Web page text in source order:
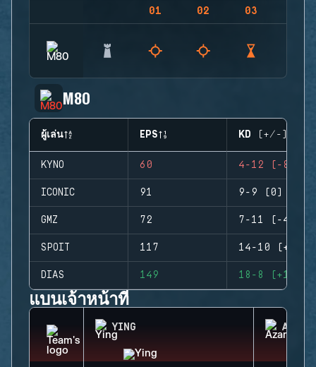
01 02 03
M80
ผู้เล่น EPS KD (+/-)
KYNO 60 4-12 (-8)
ICONIC 91 9-9 (0)
GMZ 72 7-11 (-4)
SPOIT 117 14-10 (+4)
DIAS 149 18-8 (+10)
แบนเจ้าหน้าที่
YING AZAMI